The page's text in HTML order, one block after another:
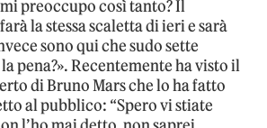
preoccupo così tanto? Il
la stessa scaletta di ieri e sarà
sono qui che sudo sette
pena?». Recentemente ha visto il
di Bruno Mars che lo ha fatto
al pubblico: “Spero vi stiate